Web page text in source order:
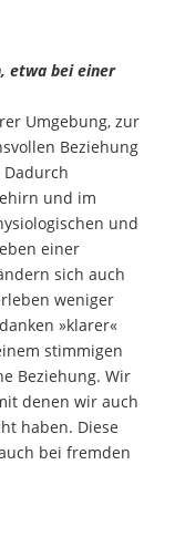
etwa bei einer
Umgebung, zur
Beziehung
und im
und
einer
sich auch
weniger
»klarer«
stimmigen
Beziehung. Wir
denen wir auch
haben. Diese
bei fremden